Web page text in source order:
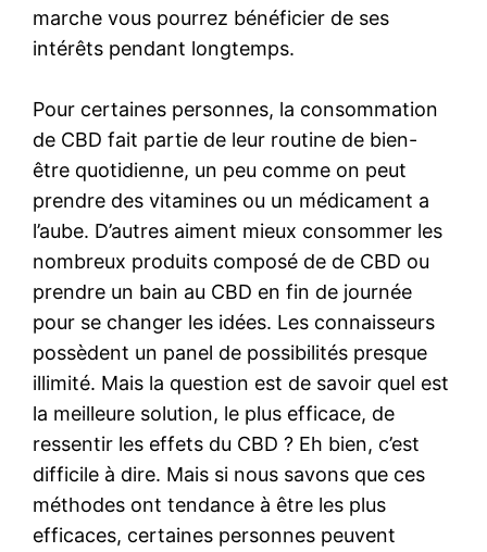
marche vous pourrez bénéficier de ses
intérêts pendant longtemps.
Pour certaines personnes, la consommation
de CBD fait partie de leur routine de bien-
être quotidienne, un peu comme on peut
prendre des vitamines ou un médicament a
l’aube. D’autres aiment mieux consommer les
nombreux produits composé de de CBD ou
prendre un bain au CBD en fin de journée
pour se changer les idées. Les connaisseurs
possèdent un panel de possibilités presque
illimité. Mais la question est de savoir quel est
la meilleure solution, le plus efficace, de
ressentir les effets du CBD ? Eh bien, c’est
difficile à dire. Mais si nous savons que ces
méthodes ont tendance à être les plus
efficaces, certaines personnes peuvent